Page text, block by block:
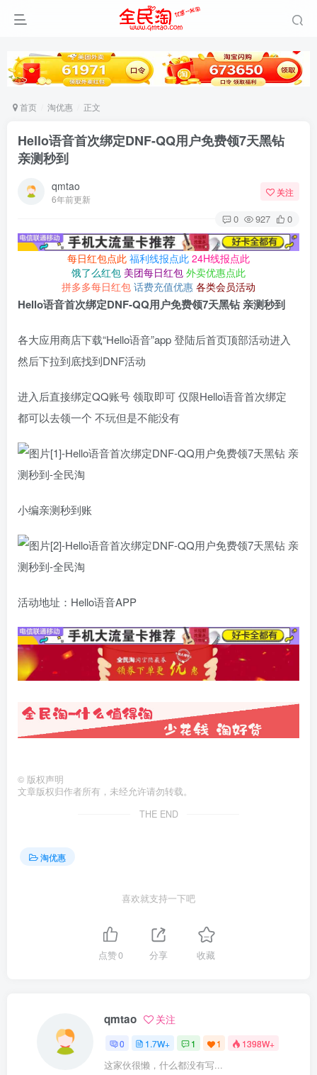
首页 淘优惠 正文
Hello语音首次绑定DNF-QQ用户免费领7天黑钻
亲测秒到
qmtao
6年前更新
关注
0 927 0
每日红包点此 福利线报点此 24H线报点此
饿了么红包 美团每日红包 外卖优惠点此
拼多多每日红包 话费充值优惠 各类会员活动
Hello语音首次绑定DNF-QQ用户免费领7天黑钻 亲测秒到
各大应用商店下载“Hello语音”app 登陆后首页顶部活动进入
然后下拉到底找到DNF活动
进入后直接绑定QQ账号 领取即可 仅限Hello语音首次绑定
都可以去领一个 不玩但是不能没有
小编亲测秒到账
活动地址：Hello语音APP
© 版权声明
文章版权归作者所有，未经允许请勿转载。
THE END
淘优惠
喜欢就支持一下吧
点赞0 分享 收藏
qmtao 关注
0 1.7W+ 1 1 1398W+
这家伙很懒，什么都没有写...